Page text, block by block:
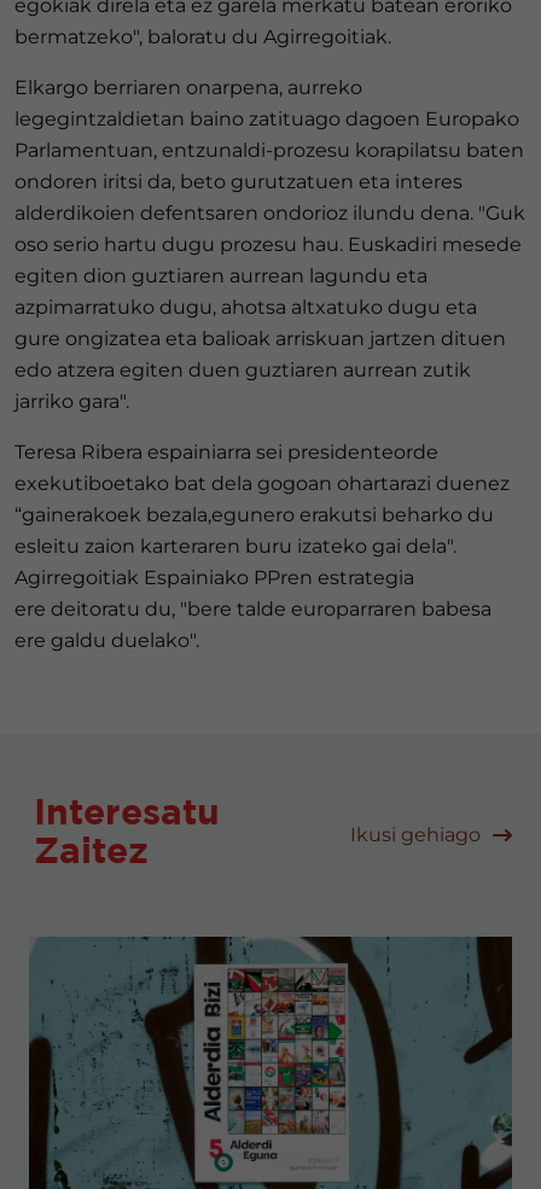
egokiak direla eta ez garela merkatu batean eroriko
bermatzeko", baloratu du Agirregoitiak.
Elkargo berriaren onarpena, aurreko
legegintzaldietan baino zatituago dagoen Europako
Parlamentuan, entzunaldi-prozesu korapilatsu baten
ondoren iritsi da, beto gurutzatuen eta interes
alderdikoien defentsaren ondorioz ilundu dena. "Guk
oso serio hartu dugu prozesu hau. Euskadiri mesede
egiten dion guztiaren aurrean lagundu eta
azpimarratuko dugu, ahotsa altxatuko dugu eta
gure ongizatea eta balioak arriskuan jartzen dituen
edo atzera egiten duen guztiaren aurrean zutik
jarriko gara".
Teresa Ribera espainiarra sei presidenteorde
exekutiboetako bat dela gogoan ohartarazi duenez
“gainerakoek bezala,egunero erakutsi beharko du
esleitu zaion karteraren buru izateko gai dela".
Agirregoitiak Espainiako PPren estrategia
ere deitoratu du, "bere talde europarraren babesa
ere galdu duelako".
Interesatu
Zaitez
Ikusi gehiago